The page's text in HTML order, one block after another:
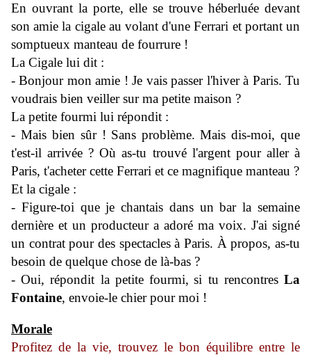
En ouvrant la porte, elle se trouve héberluée devant
son amie la cigale au volant d'une Ferrari et portant un
somptueux manteau de fourrure !
La Cigale lui dit :
- Bonjour mon amie ! Je vais passer l'hiver à Paris. Tu
voudrais bien veiller sur ma petite maison ?
La petite fourmi lui répondit :
- Mais bien sûr ! Sans problème. Mais dis-moi, que
t'est-il arrivée ? Où as-tu trouvé l'argent pour aller à
Paris, t'acheter cette Ferrari et ce magnifique manteau ?
Et la cigale :
- Figure-toi que je chantais dans un bar la semaine
dernière et un producteur a adoré ma voix. J'ai signé
un contrat pour des spectacles à Paris. À propos, as-tu
besoin de quelque chose de là-bas ?
- Oui, répondit la petite fourmi, si tu rencontresLa
Fontaine, envoie-le chier pour moi !
Morale
Profitez de la vie, trouvez le bon équilibre entre le